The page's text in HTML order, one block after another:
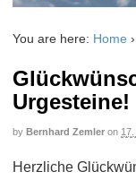
You are here: Home ›
Urgesteine!
by Bernhard Zemler on
Herzliche